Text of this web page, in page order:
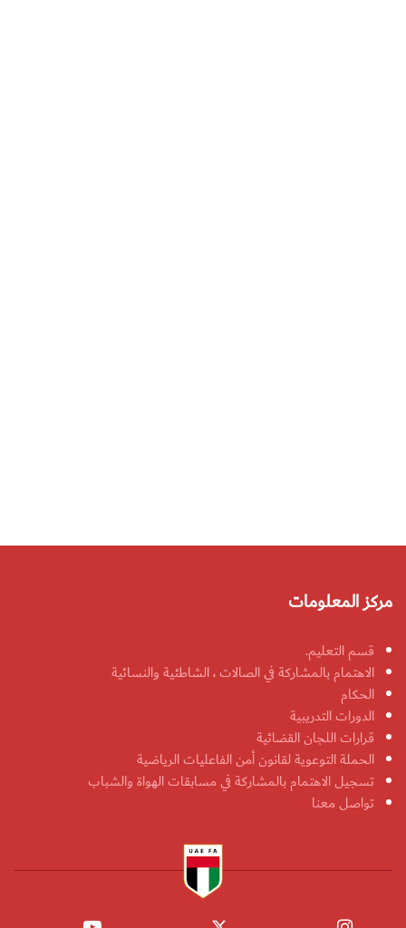
مركز المعلومات
قسم التعليم.
الاهتمام بالمشاركة في الصالات ، الشاطئية والنسائية
الحكام
الدورات التدريبية
قرارات اللجان القضائية
الحملة التوعوية لقانون أمن الفاعليات الرياضية
تسجيل الاهتمام بالمشاركة في مسابقات الهواة والشباب
تواصل معنا